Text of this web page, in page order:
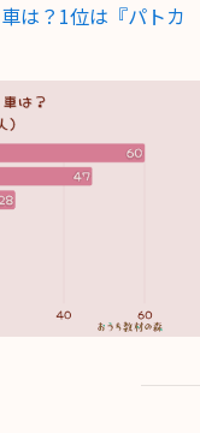
は？1位は『パトカ